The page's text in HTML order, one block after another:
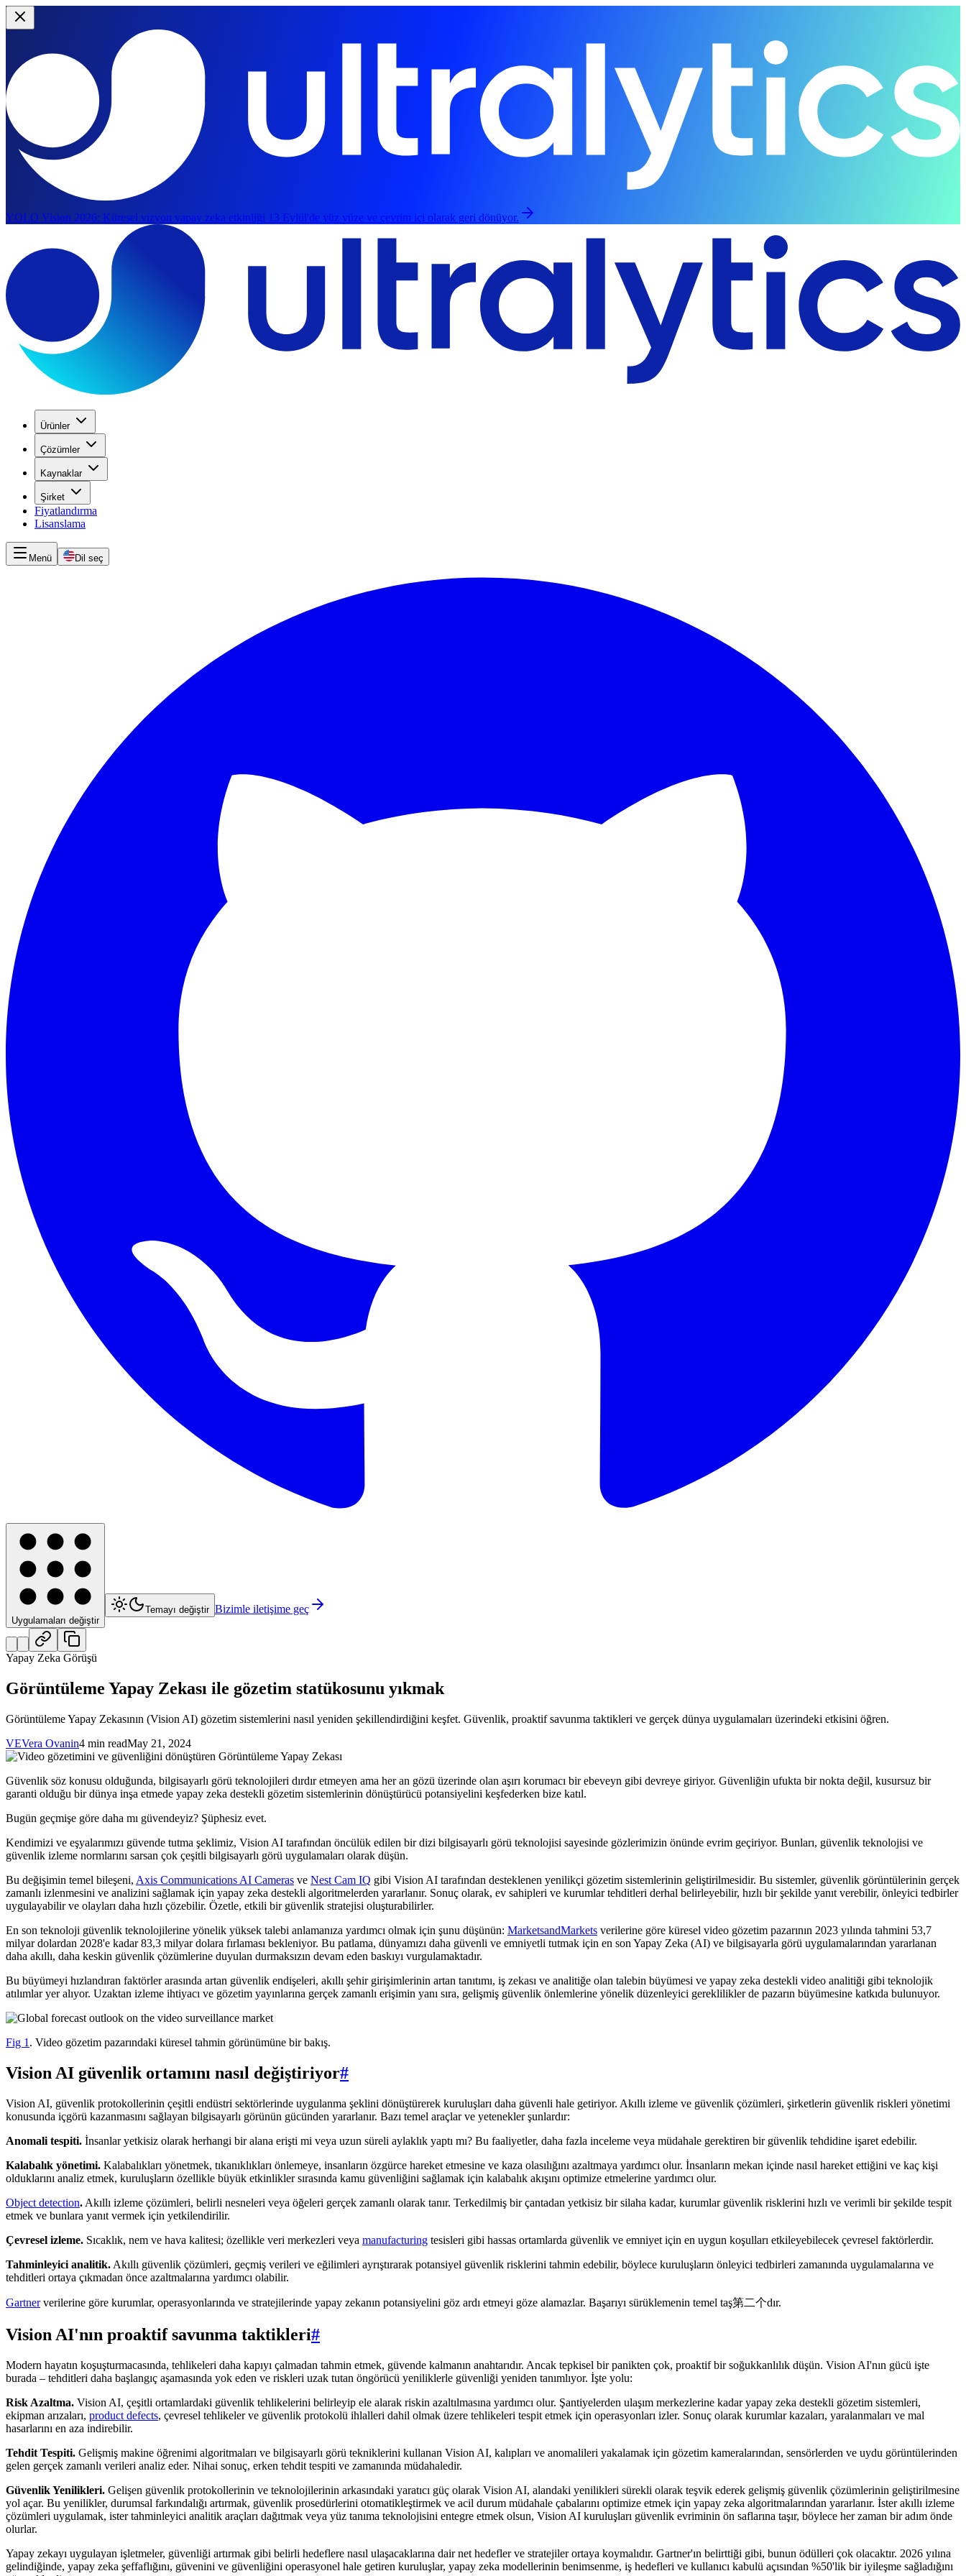
YOLO Vision 2026: Küresel vizyon yapay zeka etkinliği 13 Eylül'de yüz yüze ve çevrim içi olarak geri dönüyor.
Ürünler
Çözümler
Kaynaklar
Şirket
Fiyatlandırma
Lisanslama
Menü Dil seç
Uygulamaları değiştir
Temayı değiştir Bizimle iletişime geç
Yapay Zeka Görüşü
Görüntüleme Yapay Zekası ile gözetim statükosunu yıkmak
Görüntüleme Yapay Zekasının (Vision AI) gözetim sistemlerini nasıl yeniden şekillendirdiğini keşfet. Güvenlik, proaktif savunma taktikleri ve gerçek dünya uygulamaları üzerindeki etkisini öğren.
VEVera Ovanin4 min readMay 21, 2024
Güvenlik söz konusu olduğunda, bilgisayarlı görü teknolojileri dırdır etmeyen ama her an gözü üzerinde olan aşırı korumacı bir ebeveyn gibi devreye giriyor. Güvenliğin ufukta bir nokta değil, kusursuz bir
garanti olduğu bir dünya inşa etmede yapay zeka destekli gözetim sistemlerinin dönüştürücü potansiyelini keşfederken bize katıl.
Bugün geçmişe göre daha mı güvendeyiz? Şüphesiz evet.
Kendimizi ve eşyalarımızı güvende tutma şeklimiz, Vision AI tarafından öncülük edilen bir dizi bilgisayarlı görü teknolojisi sayesinde gözlerimizin önünde evrim geçiriyor. Bunları, güvenlik teknolojisi ve
güvenlik izleme normlarını sarsan çok çeşitli bilgisayarlı görü uygulamaları olarak düşün.
Bu değişimin temel bileşeni, Axis Communications AI Cameras ve Nest Cam IQ gibi Vision AI tarafından desteklenen yenilikçi gözetim sistemlerinin geliştirilmesidir. Bu sistemler, güvenlik görüntülerinin gerçek
zamanlı izlenmesini ve analizini sağlamak için yapay zeka destekli algoritmelerden yararlanır. Sonuç olarak, ev sahipleri ve kurumlar tehditleri derhal belirleyebilir, hızlı bir şekilde yanıt verebilir, önleyici tedbirler
uygulayabilir ve olayları daha hızlı çözebilir. Özetle, etkili bir güvenlik stratejisi oluşturabilirler.
En son teknoloji güvenlik teknolojilerine yönelik yüksek talebi anlamanıza yardımcı olmak için şunu düşünün: MarketsandMarkets verilerine göre küresel video gözetim pazarının 2023 yılında tahmini 53,7
milyar dolardan 2028'e kadar 83,3 milyar dolara fırlaması bekleniyor. Bu patlama, dünyamızı daha güvenli ve emniyetli tutmak için en son Yapay Zeka (AI) ve bilgisayarla görü uygulamalarından yararlanan
daha akıllı, daha keskin güvenlik çözümlerine duyulan durmaksızın devam eden baskıyı vurgulamaktadır.
Bu büyümeyi hızlandıran faktörler arasında artan güvenlik endişeleri, akıllı şehir girişimlerinin artan tanıtımı, iş zekası ve analitiğe olan talebin büyümesi ve yapay zeka destekli video analitiği gibi teknolojik
atılımlar yer alıyor. Uzaktan izleme ihtiyacı ve gözetim yayınlarına gerçek zamanlı erişimin yanı sıra, gelişmiş güvenlik önlemlerine yönelik düzenleyici gereklilikler de pazarın büyümesine katkıda bulunuyor.
Fig 1 . Video gözetim pazarındaki küresel tahmin görünümüne bir bakış.
Vision AI güvenlik ortamını nasıl değiştiriyor#
Vision AI, güvenlik protokollerinin çeşitli endüstri sektörlerinde uygulanma şeklini dönüştürerek kuruluşları daha güvenli hale getiriyor. Akıllı izleme ve güvenlik çözümleri, şirketlerin güvenlik riskleri yönetimi
konusunda içgörü kazanmasını sağlayan bilgisayarlı görünün gücünden yararlanır. Bazı temel araçlar ve yetenekler şunlardır:
Anomali tespiti. İnsanlar yetkisiz olarak herhangi bir alana erişti mi veya uzun süreli aylaklık yaptı mı? Bu faaliyetler, daha fazla inceleme veya müdahale gerektiren bir güvenlik tehdidine işaret edebilir.
Kalabalık yönetimi. Kalabalıkları yönetmek, tıkanıklıkları önlemeye, insanların özgürce hareket etmesine ve kaza olasılığını azaltmaya yardımcı olur. İnsanların mekan içinde nasıl hareket ettiğini ve kaç kişi
olduklarını analiz etmek, kuruluşların özellikle büyük etkinlikler sırasında kamu güvenliğini sağlamak için kalabalık akışını optimize etmelerine yardımcı olur.
Object detection. Akıllı izleme çözümleri, belirli nesneleri veya öğeleri gerçek zamanlı olarak tanır. Terkedilmiş bir çantadan yetkisiz bir silaha kadar, kurumlar güvenlik risklerini hızlı ve verimli bir şekilde tespit
etmek ve bunlara yanıt vermek için yetkilendirilir.
Çevresel izleme. Sıcaklık, nem ve hava kalitesi; özellikle veri merkezleri veya manufacturing tesisleri gibi hassas ortamlarda güvenlik ve emniyet için en uygun koşulları etkileyebilecek çevresel faktörlerdir.
Tahminleyici analitik. Akıllı güvenlik çözümleri, geçmiş verileri ve eğilimleri ayrıştırarak potansiyel güvenlik risklerini tahmin edebilir, böylece kuruluşların önleyici tedbirleri zamanında uygulamalarına ve
tehditleri ortaya çıkmadan önce azaltmalarına yardımcı olabilir.
Gartnerverilerine göre kurumlar, operasyonlarında ve stratejilerinde yapay zekanın potansiyelini göz ardı etmeyi göze alamazlar. Başarıyı sürüklemenin temel taş第二个dır.
Vision AI'nın proaktif savunma taktikleri#
Modern hayatın koşuşturmacasında, tehlikeleri daha kapıyı çalmadan tahmin etmek, güvende kalmanın anahtarıdır. Ancak tepkisel bir panikten çok, proaktif bir soğukkanlılık düşün. Vision AI'nın gücü işte
burada – tehditleri daha başlangıç aşamasında yok eden ve riskleri uzak tutan öngörücü yeniliklerle güvenliği yeniden tanımlıyor. İşte yolu:
Risk Azaltma. Vision AI, çeşitli ortamlardaki güvenlik tehlikelerini belirleyip ele alarak riskin azaltılmasına yardımcı olur. Şantiyelerden ulaşım merkezlerine kadar yapay zeka destekli gözetim sistemleri,
ekipman arızaları, product defects, çevresel tehlikeler ve güvenlik protokolü ihlalleri dahil olmak üzere tehlikeleri tespit etmek için operasyonları izler. Sonuç olarak kurumlar kazaları, yaralanmaları ve mal
hasarlarını en aza indirebilir.
Tehdit Tespiti. Gelişmiş makine öğrenimi algoritmaları ve bilgisayarlı görü tekniklerini kullanan Vision AI, kalıpları ve anomalileri yakalamak için gözetim kameralarından, sensörlerden ve uydu görüntülerinden
gelen gerçek zamanlı verileri analiz eder. Nihai sonuç, erken tehdit tespiti ve zamanında müdahaledir.
Güvenlik Yenilikleri. Gelişen güvenlik protokollerinin ve teknolojilerinin arkasındaki yaratıcı güç olarak Vision AI, alandaki yenilikleri sürekli olarak teşvik ederek gelişmiş güvenlik çözümlerinin geliştirilmesine
yol açar. Bu yenilikler, durumsal farkındalığı artırmak, güvenlik prosedürlerini otomatikleştirmek ve acil durum müdahale çabalarını optimize etmek için yapay zeka algoritmalarından yararlanır. İster akıllı izleme
çözümleri uygulamak, ister tahminleyici analitik araçları dağıtmak veya yüz tanıma teknolojisini entegre etmek olsun, Vision AI kuruluşları güvenlik evriminin ön saflarına taşır, böylece her zaman bir adım önde
olurlar.
Yapay zekayı uygulayan işletmeler, güvenliği artırmak gibi belirli hedeflere nasıl ulaşacaklarına dair net hedefler ve stratejiler ortaya koymalıdır. Gartner'ın belirttiği gibi, bunun ödülleri çok olacaktır. 2026 yılına
gelindiğinde, yapay zeka şeffaflığını, güvenini ve güvenliğini operasyonel hale getiren kuruluşlar, yapay zeka modellerinin benimsenme, iş hedefleri ve kullanıcı kabulü açısından %50'lik bir iyileşme sağladığını